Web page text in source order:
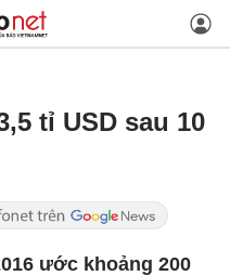
tỉ USD sau 10
ước khoảng 200